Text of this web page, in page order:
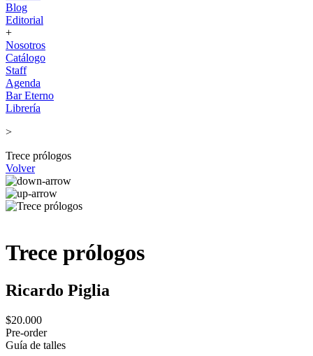
Blog
Editorial
+
Nosotros
Catálogo
Staff
Agenda
Bar Eterno
Librería
>
Trece prólogos
Volver
Trece prólogos
Ricardo Piglia
$20.000
Pre-order
Guía de talles